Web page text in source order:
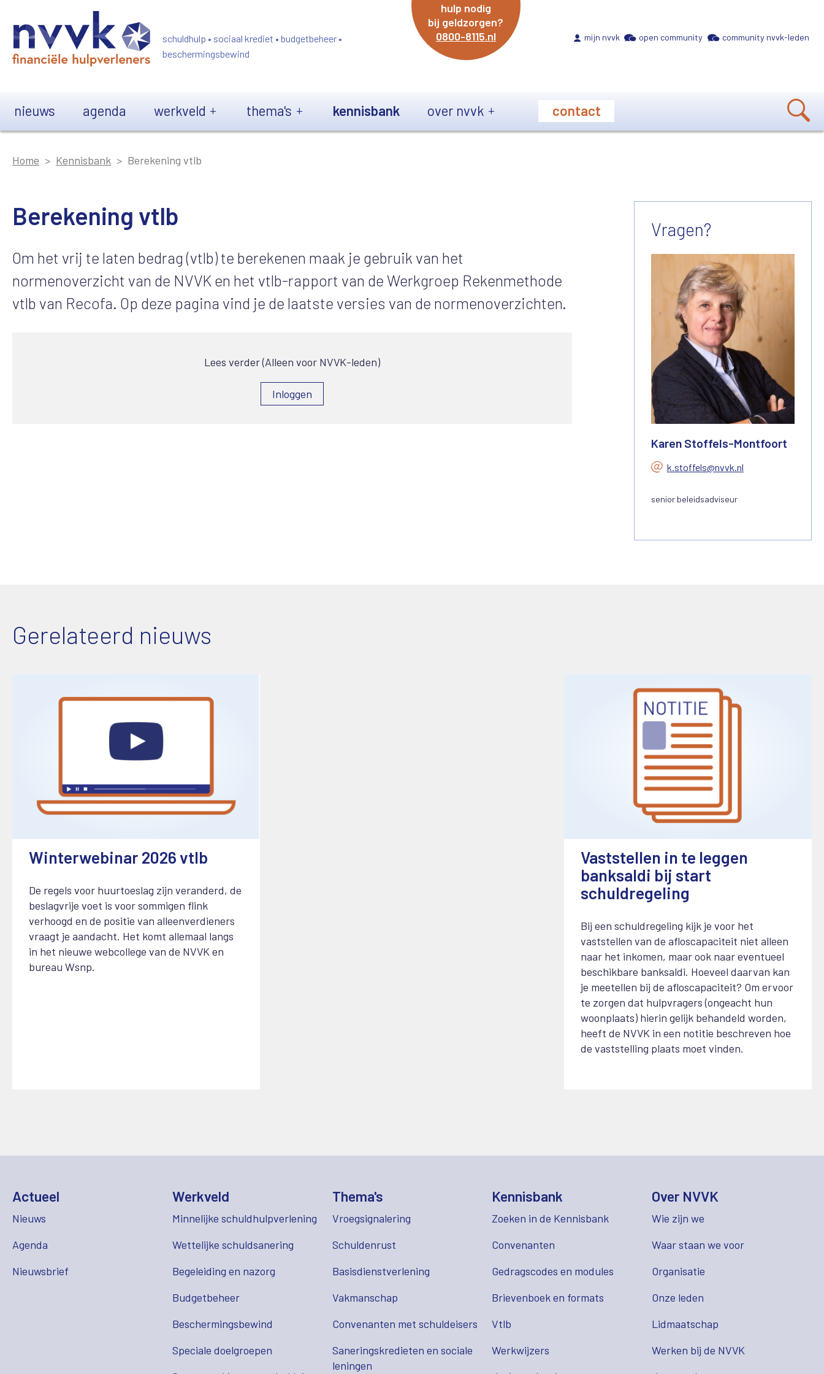
schuldhulp • sociaal krediet • budgetbeheer •
beschermingsbewind
hulp nodig
bij geldzorgen?
0800-8115.nl
mijn nvvk open community community nvvk-leden
nieuws agenda werkveld thema's kennisbank over nvvk contact
Home Kennisbank Berekening vtlb
Berekening vtlb
Om het vrij te laten bedrag (vtlb) te berekenen maak je gebruik van het
normenoverzicht van de NVVK en het vtlb-rapport van de Werkgroep Rekenmethode
vtlb van Recofa. Op deze pagina vind je de laatste versies van de normenoverzichten.
Lees verder (Alleen voor NVVK-leden)
Inloggen
Vragen?
Karen Stoffels-Montfoort
k.stoffels@nvvk.nl
senior beleidsadviseur
Gerelateerd nieuws
Winterwebinar 2026 vtlb
16 januari 2026
De regels voor huurtoeslag zijn veranderd, de
beslagvrije voet is voor sommigen flink
verhoogd en de positie van alleenverdieners
vraagt je aandacht. Het komt allemaal langs
in het nieuwe webcollege van de NVVK en
bureau Wsnp.
Vaststellen in te leggen
banksaldi bij start
schuldregeling
30 oktober 2024
Bij een schuldregeling kijk je voor het
vaststellen van de afloscapaciteit niet alleen
naar het inkomen, maar ook naar eventueel
beschikbare banksaldi. Hoeveel daarvan kan
je meetellen bij de afloscapaciteit? Om ervoor
te zorgen dat hulpvragers (ongeacht hun
woonplaats) hierin gelijk behandeld worden,
heeft de NVVK in een notitie beschreven hoe
de vaststelling plaats moet vinden.
Actueel
Nieuws
Agenda
Nieuwsbrief
Werkveld
Minnelijke schuldhulpverlening
Wettelijke schuldsanering
Begeleiding en nazorg
Budgetbeheer
Beschermingsbewind
Speciale doelgroepen
Thema's
Vroegsignalering
Schuldenrust
Basisdienstverlening
Vakmanschap
Convenanten met schuldeisers
Saneringskredieten en sociale
leningen
Kennisbank
Zoeken in de Kennisbank
Convenanten
Gedragscodes en modules
Brievenboek en formats
Vtlb
Werkwijzers
Over NVVK
Wie zijn we
Waar staan we voor
Organisatie
Onze leden
Lidmaatschap
Werken bij de NVVK